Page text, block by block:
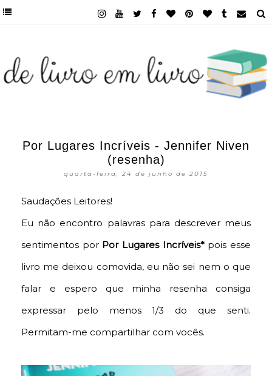
Por Lugares Incríveis - Jennifer Niven
(resenha)
quarta-feira, 24 de junho de 2015
Saudações Leitores!
Eu não encontro palavras para descrever meus
sentimentos por Por Lugares Incríveis*pois esse
livro me deixou comovida, eu não sei nem o que
falar e espero que minha resenha consiga
expressar pelo menos 1/3 do que senti.
Permitam-me compartilhar com vocês.